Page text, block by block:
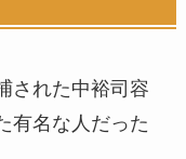
された中裕司容
有名な人だった